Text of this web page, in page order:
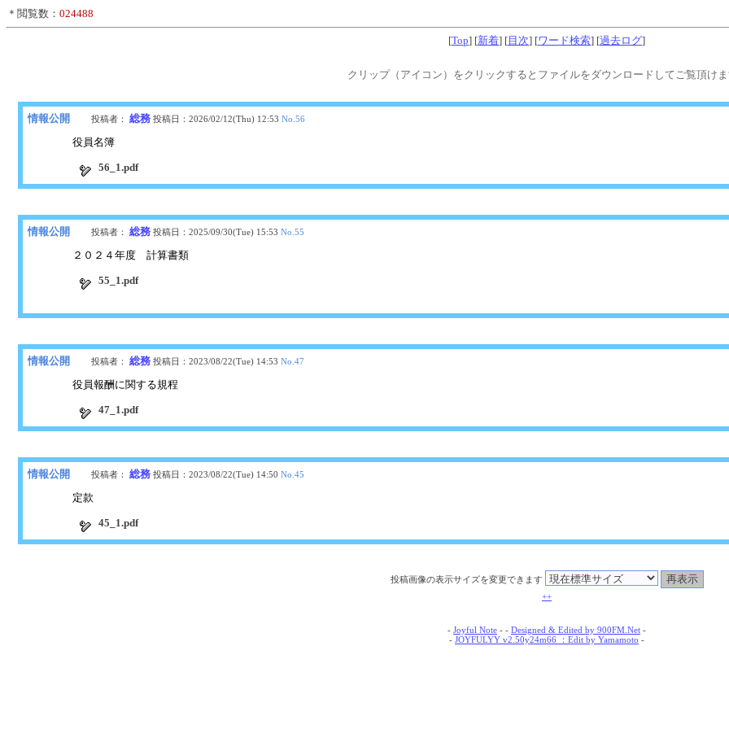
＊閲覧数： 024488
[Top] [新着] [目次] [ワード検索] [過去ログ]
クリップ（アイコン）をクリックするとファイルをダウンロードしてご覧頂けま
情報公開 投稿者： 総務 投稿日： 2026/02/12(Thu) 12:53 No.56
役員名簿
56_1.pdf
情報公開 投稿者： 総務 投稿日： 2025/09/30(Tue) 15:53 No.55
２０２４年度 計算書類
55_1.pdf
情報公開 投稿者： 総務 投稿日： 2023/08/22(Tue) 14:53 No.47
役員報酬に関する規程
47_1.pdf
情報公開 投稿者： 総務 投稿日： 2023/08/22(Tue) 14:50 No.45
定款
45_1.pdf
投稿画像の表示サイズを変更できます
++
- Joyful Note - - Designed & Edited by 900FM.Net -
- JOYFULYY v2.50y24m66 ：Edit by Yamamoto -